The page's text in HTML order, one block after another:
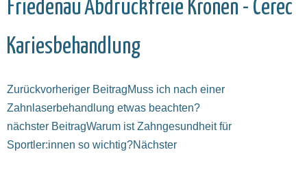
FriedenauAbdruckfreie Kronen - Cerec
Kariesbehandlung
Zurückvorheriger BeitragMuss ich nach einer
Zahnlaserbehandlung etwas beachten?
nächster BeitragWarum ist Zahngesundheit für
Sportler:innen so wichtig?Nächster